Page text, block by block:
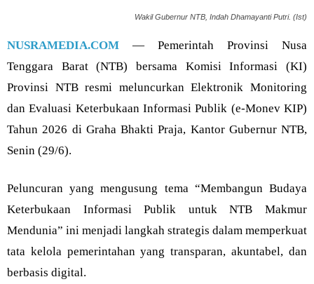
Wakil Gubernur NTB, Indah Dhamayanti Putri. (Ist)
NUSRAMEDIA.COM — Pemerintah Provinsi Nusa
Tenggara Barat (NTB) bersama Komisi Informasi (KI)
Provinsi NTB resmi meluncurkan Elektronik Monitoring
dan Evaluasi Keterbukaan Informasi Publik (e-Monev KIP)
Tahun 2026 di Graha Bhakti Praja, Kantor Gubernur NTB,
Senin (29/6).
Peluncuran yang mengusung tema “Membangun Budaya
Keterbukaan Informasi Publik untuk NTB Makmur
Mendunia” ini menjadi langkah strategis dalam memperkuat
tata kelola pemerintahan yang transparan, akuntabel, dan
berbasis digital.